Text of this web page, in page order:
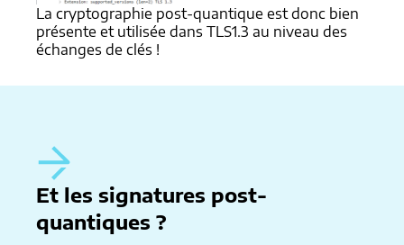
La cryptographie post-quantique est donc bien
présente et utilisée dans TLS1.3 au niveau des
échanges de clés !
Et les signatures post-
quantiques ?